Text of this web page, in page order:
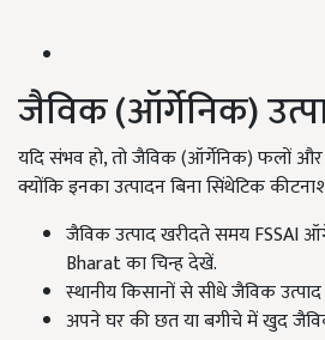
जैविक (ऑर्गेनिक)
यदि संभव हो, तो जैविक (ऑर्गेनिक) फलों
क्योंकि इनका उत्पादन बिना सिंथेटिक
जैविक उत्पाद खरीदते समय FSSAI
Bharat का चिन्ह देखें.
स्थानीय किसानों से सीधे जैविक
अपने घर की छत या बगीचे में खुद